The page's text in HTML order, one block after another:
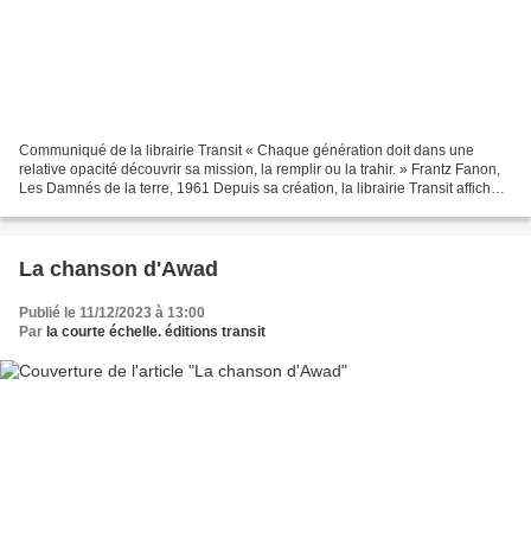
Communiqué de la librairie Transit « Chaque génération doit dans une
relative opacité découvrir sa mission, la remplir ou la trahir. » Frantz Fanon,
Les Damnés de la terre, 1961 Depuis sa création, la librairie Transit affiche
La chanson d'Awad
Publié le 11/12/2023 à 13:00
Par la courte échelle. éditions transit